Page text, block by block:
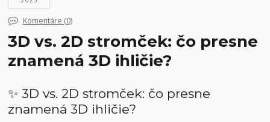
Komentáre (0)
3D vs. 2D stromček: čo presne
znamená 3D ihličie?
✨ 3D vs. 2D stromček: čo presne
znamená 3D ihličie?